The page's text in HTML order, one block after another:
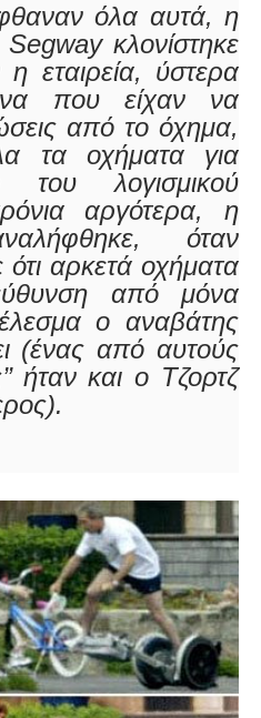
όλα αυτά, η
Segway κλονίστηκε
εταιρεία, ύστερα
που είχαν να
από το όχημα,
τα οχήματα για
του λογισμικού
αργότερα, η
όταν
αρκετά οχήματα
από μόνα
ο αναβάτης
(ένας από αυτούς
ήταν και ο Τζορτζ